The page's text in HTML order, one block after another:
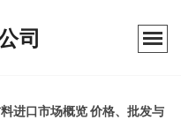
司
进口市场概览 价格、批发与